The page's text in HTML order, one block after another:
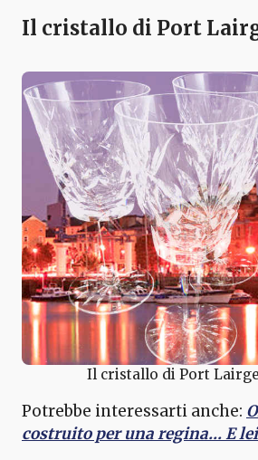
Il cristallo di Port
Il cristallo di Port
Potrebbe interessarti anche:
costruito per una regina… E